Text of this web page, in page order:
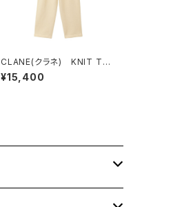
CLANE(クラネ) KNIT TU
CK PANTS
¥15,400